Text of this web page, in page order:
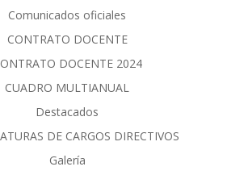
Comunicados oficiales
CONTRATO DOCENTE
DOCENTE 2024
CUADRO MULTIANUAL
Destacados
DE CARGOS DIRECTIVOS
Galería